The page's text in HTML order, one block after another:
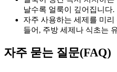
날수록 얼룩이 깊어집니다.
자주 사용하는 세제를 미
들어, 주방 세제나 식초는
자주 묻는 질문(FAQ)